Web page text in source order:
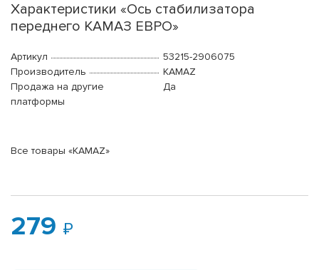
Характеристики «Ось стабилизатора
переднего КАМАЗ ЕВРО»
Артикул
53215-2906075
Производитель
KAMAZ
Продажа на другие
платформы
Да
Все товары «KAMAZ»
279